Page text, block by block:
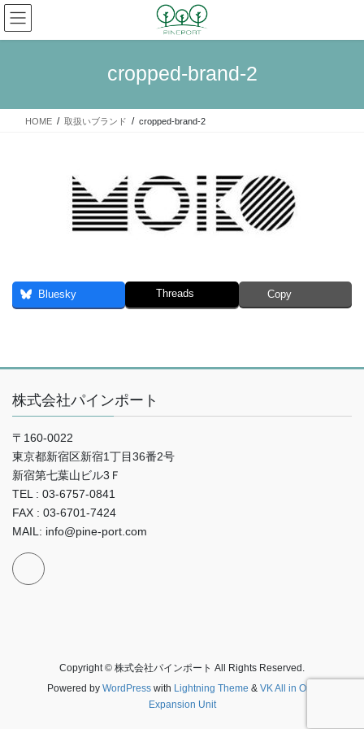
コ
ン
テ
ス
ナ
ビ
ゲ
ン
cropped-brand-2
HOME 取扱いブランド cropped-brand-2
Bluesky Threads Copy
株式会社パインポート
〒160-0022
東京都新宿区新宿1丁目36番2号
新宿第七葉山ビル3Ｆ
TEL : 03-6757-0841
FAX : 03-6701-7424
MAIL: info@pine-port.com
Copyright © 株式会社パインポート All Rights Reserved.
Powered by WordPresswith Lightning Theme & VK All in One
Expansion Unit